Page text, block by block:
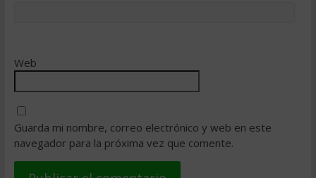
Web
Guarda mi nombre, correo electrónico y web en este
navegador para la próxima vez que comente.